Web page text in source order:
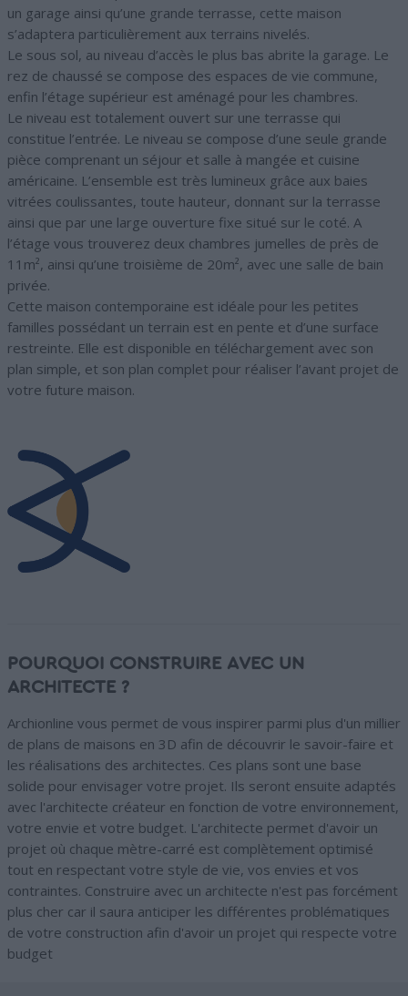
un garage ainsi qu’une grande terrasse, cette maison
s’adaptera particulièrement aux terrains nivelés.
Le sous sol, au niveau d’accès le plus bas abrite la garage. Le
rez de chaussé se compose des espaces de vie commune,
enfin l’étage supérieur est aménagé pour les chambres.
Le niveau est totalement ouvert sur une terrasse qui
constitue l’entrée. Le niveau se compose d’une seule grande
pièce comprenant un séjour et salle à mangée et cuisine
américaine. L’ensemble est très lumineux grâce aux baies
vitrées coulissantes, toute hauteur, donnant sur la terrasse
ainsi que par une large ouverture fixe situé sur le coté. A
l’étage vous trouverez deux chambres jumelles de près de
11m², ainsi qu’une troisième de 20m², avec une salle de bain
privée.
Cette maison contemporaine est idéale pour les petites
familles possédant un terrain est en pente et d’une surface
restreinte. Elle est disponible en téléchargement avec son
plan simple, et son plan complet pour réaliser l’avant projet de
votre future maison.
POURQUOI CONSTRUIRE AVEC UN
ARCHITECTE ?
Archionline vous permet de vous inspirer parmi plus d'un millier
de plans de maisons en 3D afin de découvrir le savoir-faire et
les réalisations des architectes. Ces plans sont une base
solide pour envisager votre projet. Ils seront ensuite adaptés
avec l'architecte créateur en fonction de votre environnement,
votre envie et votre budget. L'architecte permet d'avoir un
projet où chaque mètre-carré est complètement optimisé
tout en respectant votre style de vie, vos envies et vos
contraintes. Construire avec un architecte n'est pas forcément
plus cher car il saura anticiper les différentes problématiques
de votre construction afin d'avoir un projet qui respecte votre
budget